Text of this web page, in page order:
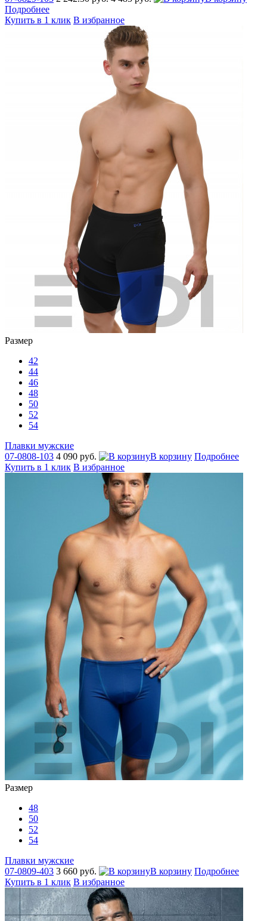
Подробнее
Купить в 1 клик В избранное
Размер
42
44
46
48
50
52
54
Плавки мужские
07-0808-103 4 090 руб. В корзину Подробнее
Купить в 1 клик В избранное
Размер
48
50
52
54
Плавки мужские
07-0809-403 3 660 руб. В корзину Подробнее
Купить в 1 клик В избранное